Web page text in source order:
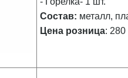
Состав: металл,
Цена розница: 280